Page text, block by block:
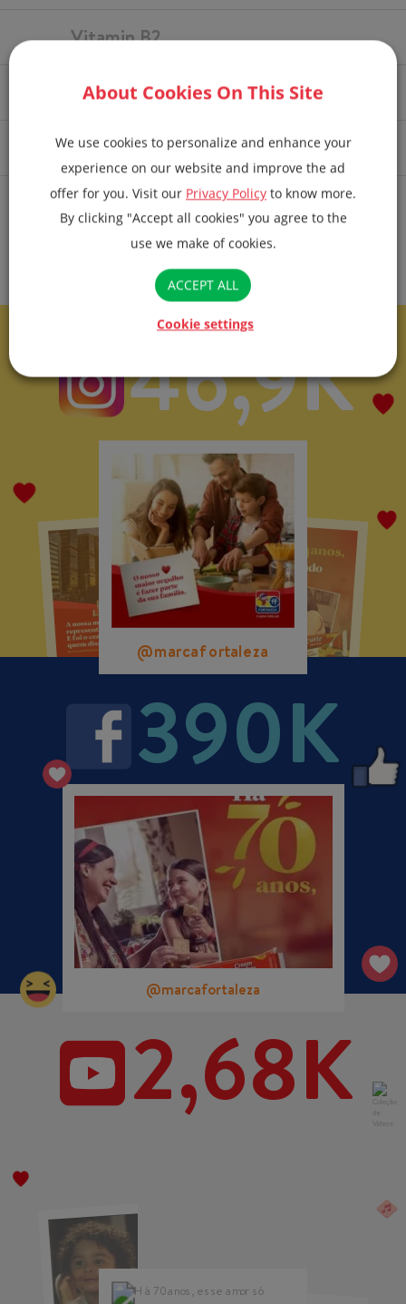
Vitamin B2
Vitamin B6
Zinc
* % Valores Diários com base em uma dieta de 2.000 kcal ou
8.400 kJ. Seus valores diários podem ser maiores ou menores
estabelecido.
46,9K
@marcafortaleza
@marcafortaleza
@marcafortaleza
390K
@marcafortaleza
2,68K
About Cookies On This Site
We use cookies to personalize and enhance your
experience on our website and improve the ad
offer for you. Visit our Privacy Policy to know more.
By clicking "Accept all cookies" you agree to the
use we make of cookies.
ACCEPT ALL
Cookie settings